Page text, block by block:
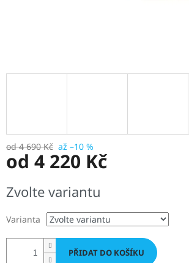
od 4 690 Kč až –10 %
od 4 220 Kč
cena:
Zvolte variantu
Varianta
PŘIDAT DO KOŠÍKU